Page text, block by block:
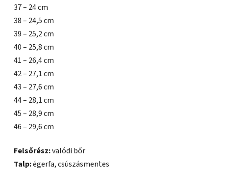
37 – 24 cm
38 – 24,5 cm
39 – 25,2 cm
40 – 25,8 cm
41 – 26,4 cm
42 – 27,1 cm
43 – 27,6 cm
44 – 28,1 cm
45 – 28,9 cm
46 – 29,6 cm
Felsőrész:valódi bőr
Talp:égerfa, csúszásmentes